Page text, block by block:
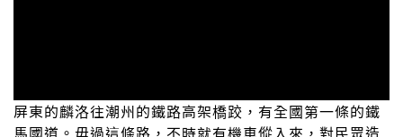
屏東的麟洛往潮州的鐵路高架橋跤，有全國第一條的鐵
馬國道。毋過這條路，不時就有機車傱入來，對民眾造